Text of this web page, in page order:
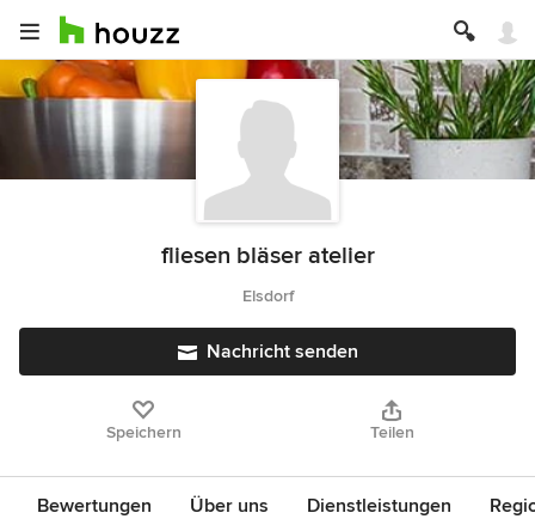
fliesen bläser atelier
Elsdorf
Nachricht senden
Speichern Teilen
Bewertungen Über uns Dienstleistungen